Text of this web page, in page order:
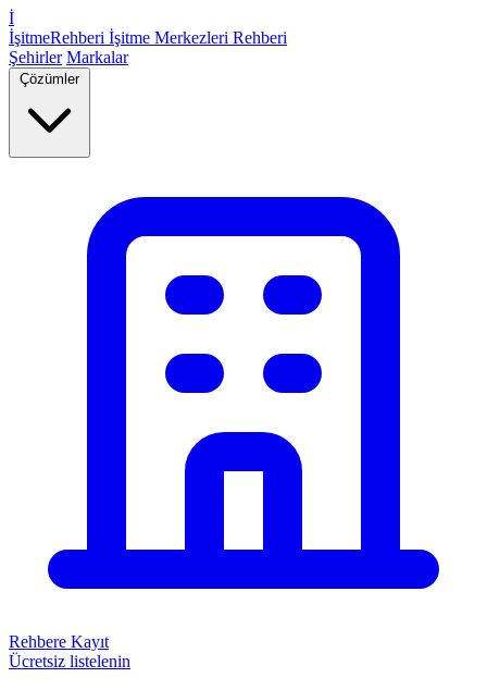
İ
İşitmeRehberi İşitme Merkezleri Rehberi
Şehirler Markalar
Çözümler
Rehbere Kayıt
Ücretsiz listelenin